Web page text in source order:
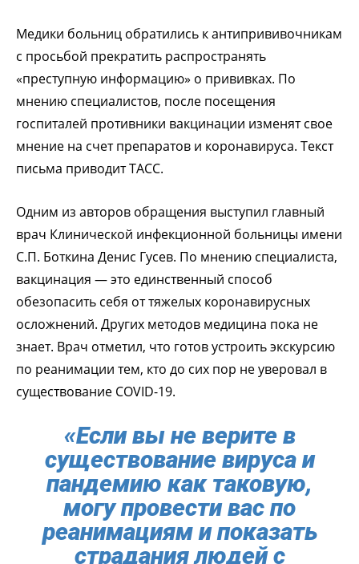
Медики больниц обратились к антипрививочникам
с просьбой прекратить распространять
«преступную информацию» о прививках. По
мнению специалистов, после посещения
госпиталей противники вакцинации изменят свое
мнение на счет препаратов и коронавируса. Текст
письма приводит ТАСС.
Одним из авторов обращения выступил главный
врач Клинической инфекционной больницы имени
С.П. Боткина Денис Гусев. По мнению специалиста,
вакцинация — это единственный способ
обезопасить себя от тяжелых коронавирусных
осложнений. Других методов медицина пока не
знает. Врач отметил, что готов устроить экскурсию
по реанимации тем, кто до сих пор не уверовал в
существование COVID-19.
«Если вы не верите в
существование вируса и
пандемию как таковую,
могу провести вас по
реанимациям и показать
страдания людей с